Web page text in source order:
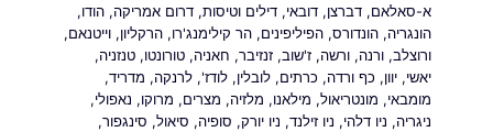
א-סאלאם,דברצן,דובאי,דילים וטיסות,דרום אמריקה,הודו,
הונגריה,הונדורס,הפיליפינים,הר קילימנג'רו,הרקליון,וייטנאם,
ורוצלב,ורנה,ורשה,ז'שוב,זנזיבר, חאניה,טורונטו,טנזניה,
יאשי,יוון, כף ורדה, כרתים,לובלין,לודז',לרנקה, מדריד,
מומבאי, מונטריאול, מילאנו, מלזיה, מצרים, מרוקו, נאפולי,
ניגריה, ניו דלהי, ניו זילנד, ניו יורק, סופיה, סיאול, סינגפור,